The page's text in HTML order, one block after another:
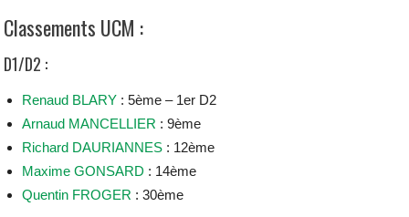
Classements UCM :
D1/D2 :
Renaud BLARY : 5ème – 1er D2
Arnaud MANCELLIER : 9ème
Richard DAURIANNES : 12ème
Maxime GONSARD : 14ème
Quentin FROGER : 30ème